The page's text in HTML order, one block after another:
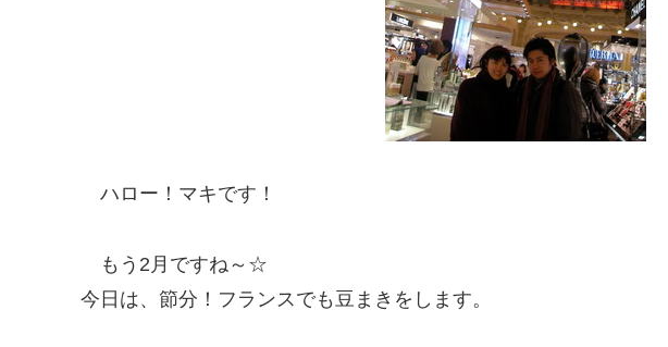
ハロー！マキです！
もう2月ですね～☆
今日は、節分！フランスでも豆まきをします。